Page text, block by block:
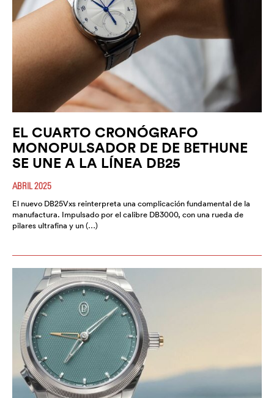
EL CUARTO CRONÓGRAFO
MONOPULSADOR DE DE BETHUNE
SE UNE A LA LÍNEA DB25
ABRIL 2025
El nuevo DB25Vxs reinterpreta una complicación fundamental de la
manufactura. Impulsado por el calibre DB3000, con una rueda de
pilares ultrafina y un (…)